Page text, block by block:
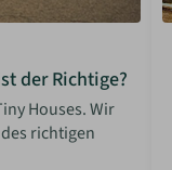
der Richtige?
Houses. Wir
richtigen